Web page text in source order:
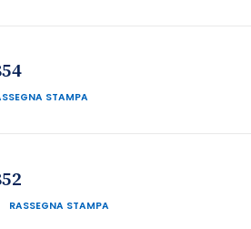
STAMPA
RASSEGNA STAMPA